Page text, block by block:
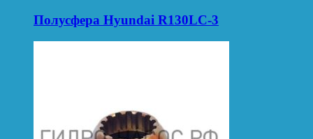
Полусфера Hyundai R130LC-3